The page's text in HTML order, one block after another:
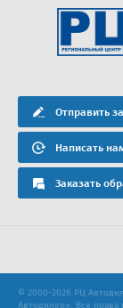
Отправить
Написать
Заказать
© 2000-2026 РЦ
Автодилер». Все права